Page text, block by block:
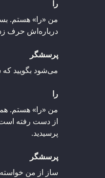
را
من «را» هستم.
درباره‌اش حرف
پرسشگر
می‌شود بگویید
را
من «را» هستم.
از دست رفته است.
پرسیدید.
پرسشگر
ساز از من